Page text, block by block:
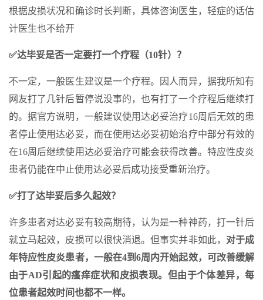
根据皮损状况和确诊时长判断，具体咨询医生，轻症的话估
计医生也不给开
✅达毕妥是否一定要打一个疗程（10针）？
不一定，一般医生建议是一个疗程。因人而异，据我所知有
网友打了几针后暂停说没事的，也有打了一个疗程后继续打
的。据官方说明，一般建议使用达必妥治疗16周后无效的患
者停止使用达必妥，而在使用达必妥初始治疗中部分有效的
在16周后继续使用达必妥治疗可能会获得改善。特应性皮炎
患者仍能在中止使用达必妥后成功接受重新治疗。
✅打了达毕妥后多久起效？
许多患者对达必妥有较高期待，认为是一种神药，打一针后
就立马起效，皮损可以很快消退。但事实并非如此， 对于成
年特应性皮炎患者，一般在4到6周内开始起效，可改善缓解
由于AD引起的瘙痒症状和皮损表现。但由于个体差异，每
位患者起效时间也都不一样。